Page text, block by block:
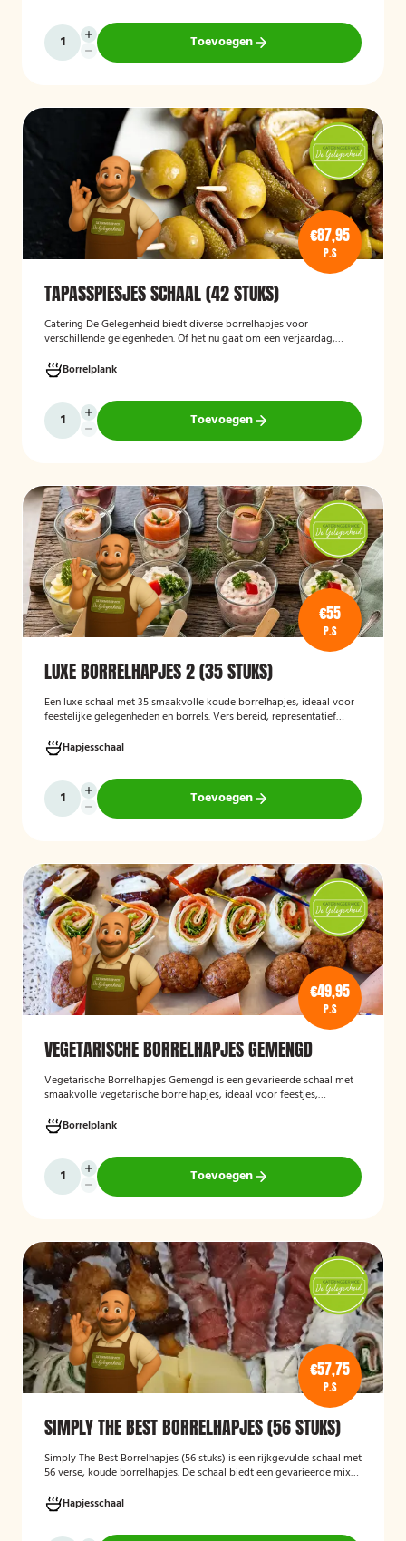
Toevoegen
€87,95
P.S
TAPASSPIESJES SCHAAL (42 STUKS)
Catering De Gelegenheid biedt diverse borrelhapjes voor
verschillende gelegenheden. Of het nu gaat om een verjaardag,
Hieronder ziet u een selectie uit ons aanbod. De tapasspiesjesschaal
is geschikt voor maximaal 6 personen.
Borrelplank
Toevoegen
€55
P.S
LUXE BORRELHAPJES 2 (35 STUKS)
Een luxe schaal met 35 smaakvolle koude borrelhapjes, ideaal voor
feestelijke gelegenheden en borrels. Vers bereid, representatief
Hapjesschaal
Toevoegen
€49,95
P.S
VEGETARISCHE BORRELHAPJES GEMENGD
Vegetarische Borrelhapjes Gemengd is een gevarieerde schaal met
smaakvolle vegetarische borrelhapjes, ideaal voor feestjes,
feestelijke mix van vegetarische lekkernijen die geschikt zijn voor
zowel vegetariërs als andere gasten.
Borrelplank
Toevoegen
€57,75
P.S
SIMPLY THE BEST BORRELHAPJES (56 STUKS)
Simply The Best Borrelhapjes (56 stuks) is een rijkgevulde schaal met
56 verse, koude borrelhapjes. De schaal biedt een gevarieerde mix
recepties en andere bijeenkomsten. De hapjes worden kant-en-klaar
geleverd, zodat u zonder voorbereiding uw gasten kunt trakteren op
een smakelijke en verzorgde borrelplank.
Hapjesschaal